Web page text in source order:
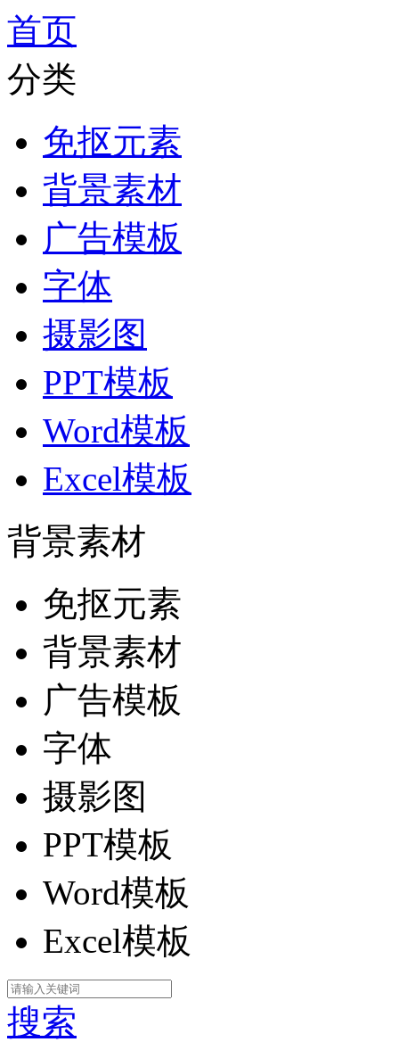
首页
分类
免抠元素
背景素材
广告模板
字体
摄影图
PPT模板
Word模板
Excel模板
背景素材
免抠元素
背景素材
广告模板
字体
摄影图
PPT模板
Word模板
Excel模板
搜索